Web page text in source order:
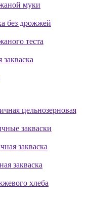
муки
без дрожжей
теста
закваска
цельнозерновая
закваски
закваска
закваска
хлеба